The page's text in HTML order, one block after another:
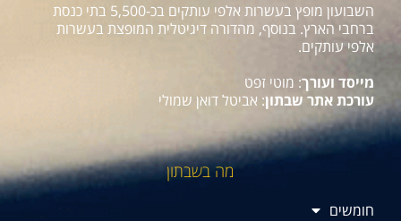
השבועון מופץ בעשרות אלפי עותקים בכ-5,500 בתי כנסת
ברחבי הארץ. בנוסף, מהדורה דיגיטלית המופצת בעשרות
אלפי עותקים.
מייסד ועורך: מוטי זפט
עורכת אתר שבתון: אביטל דואן שמולי
מה בשבתון
חומשים